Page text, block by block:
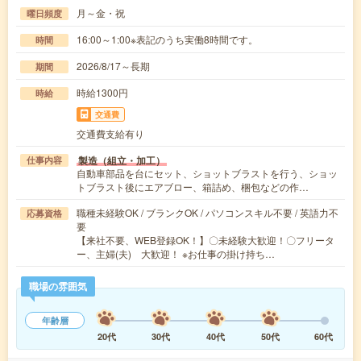
曜日頻度 月～金・祝
時間 16:00～1:00※表記のうち実働8時間です。
期間 2026/8/17～長期
時給 時給1300円
交通費
交通費支給有り
仕事内容 製造（組立・加工）
自動車部品を台にセット、ショットブラストを行う、ショッ
トブラスト後にエアブロー、箱詰め、梱包などの作…
応募資格
職種未経験OK / ブランクOK / パソコンスキル不要 / 英語力不
要
【来社不要、WEB登録OK！】〇未経験大歓迎！〇フリータ
ー、主婦(夫) 大歓迎！ ※お仕事の掛け持ち…
職場の雰囲気
年齢層
20代
30代 40代 50代 60代